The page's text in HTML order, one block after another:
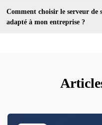
Comment choisir le serveur de
adapté à mon entreprise ?